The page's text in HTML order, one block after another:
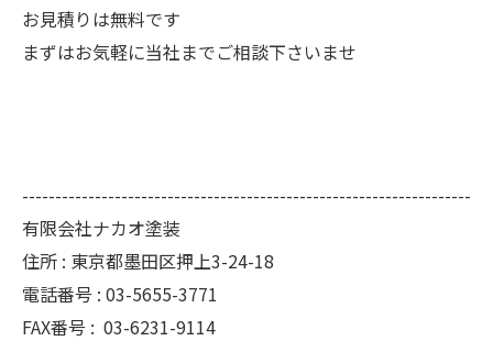
お見積りは無料です
まずはお気軽に当社までご相談下さいませ
--------------------------------------------------------------------
有限会社ナカオ塗装
住所 : 東京都墨田区押上3-24-18
電話番号 : 03-5655-3771
FAX番号 : 03-6231-9114